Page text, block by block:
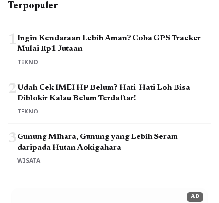
Terpopuler
1Ingin Kendaraan Lebih Aman? Coba GPS Tracker
Mulai Rp1 Jutaan
TEKNO
2Udah Cek IMEI HP Belum? Hati-Hati Loh Bisa
Diblokir Kalau Belum Terdaftar!
TEKNO
3Gunung Mihara, Gunung yang Lebih Seram
daripada Hutan Aokigahara
WISATA
AD